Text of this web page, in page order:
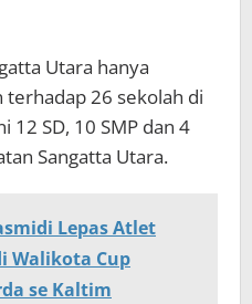
Utara hanya
26 sekolah di
12 SD, 10 SMP dan 4
Sangatta Utara.
Lepas Atlet
Walikota Cup
se Kaltim